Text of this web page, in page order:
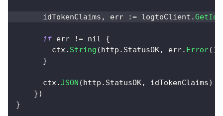
      idTokenClaims
, err := logtoClient .
if err != nil
{
        ctx
. String (http . StatusOK, err. Error( )
}
      ctx
.JSON (http . StatusOK, idTokenClaims)
})
}